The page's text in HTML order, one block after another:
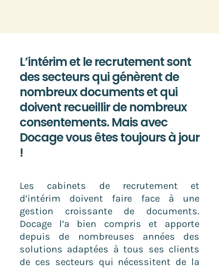
L’intérim et le recrutement sont
des secteurs qui génèrent de
nombreux documents et qui
doivent recueillir de nombreux
consentements. Mais avec
Docage vous êtes toujours à jour
!
Les cabinets de recrutement et
d’intérim doivent faire face à une
gestion croissante de documents.
Docage l’a bien compris et apporte
depuis de nombreuses années des
solutions adaptées à tous ses clients
de ces secteurs qui nécessitent de la